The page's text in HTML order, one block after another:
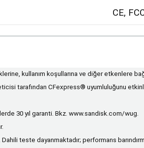
CE,
kullanım koşullarına ve diğer etkenlere
tarafından CFexpress® uyumluluğunu
30 yıl garanti. Bkz. www.sandisk.com/wug.
Dahili teste dayanmaktadır; performans